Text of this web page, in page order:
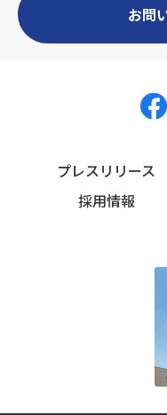
お問
プレスリリース
採用情報